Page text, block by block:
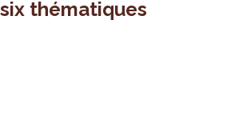
thématiques